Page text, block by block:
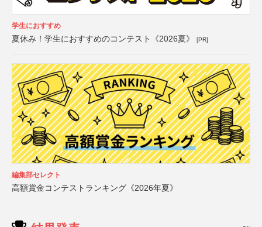
学生におすすめ
夏休み！学生におすすめのコンテスト《2026夏》 [PR]
編集部セレクト
高額賞金コンテストランキング《2026年夏》